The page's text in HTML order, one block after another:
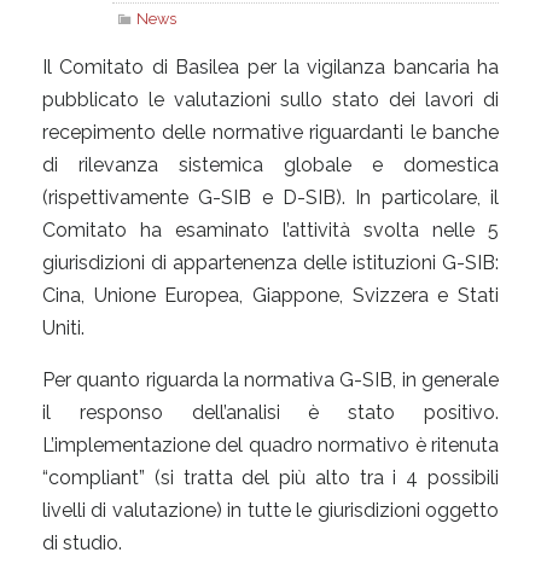
News
Il Comitato di Basilea per la vigilanza bancaria ha
pubblicato le valutazioni sullo stato dei lavori di
recepimento delle normative riguardanti le banche
di rilevanza sistemica globale e domestica
(rispettivamente G-SIB e D-SIB). In particolare, il
Comitato ha esaminato l’attività svolta nelle 5
giurisdizioni di appartenenza delle istituzioni G-SIB:
Cina, Unione Europea, Giappone, Svizzera e Stati
Uniti.
Per quanto riguarda la normativa G-SIB, in generale
il responso dell’analisi è stato positivo.
L’implementazione del quadro normativo è ritenuta
“compliant” (si tratta del più alto tra i 4 possibili
livelli di valutazione) in tutte le giurisdizioni oggetto
di studio.